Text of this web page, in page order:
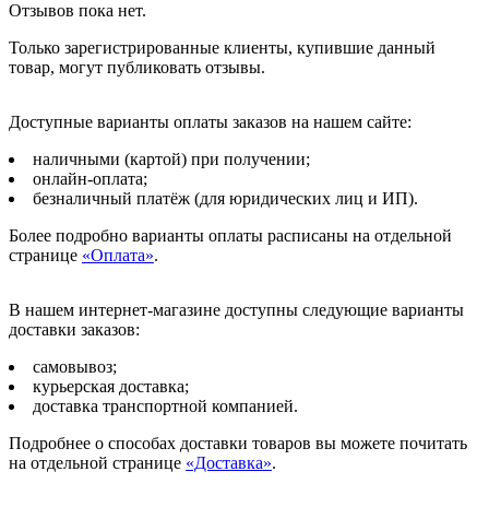
Отзывов пока нет.
Только зарегистрированные клиенты, купившие данный
товар, могут публиковать отзывы.
Доступные варианты оплаты заказов на нашем сайте:
наличными (картой) при получении;
онлайн-оплата;
безналичный платёж (для юридических лиц и ИП).
Более подробно варианты оплаты расписаны на отдельной
странице «Оплата».
В нашем интернет-магазине доступны следующие варианты
доставки заказов:
самовывоз;
курьерская доставка;
доставка транспортной компанией.
Подробнее о способах доставки товаров вы можете почитать
на отдельной странице «Доставка».